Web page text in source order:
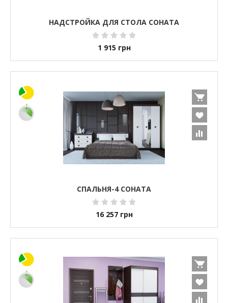
НАДСТРОЙКА ДЛЯ СТОЛА СОНАТА
1 915 грн
СПАЛЬНЯ-4 СОНАТА
16 257 грн